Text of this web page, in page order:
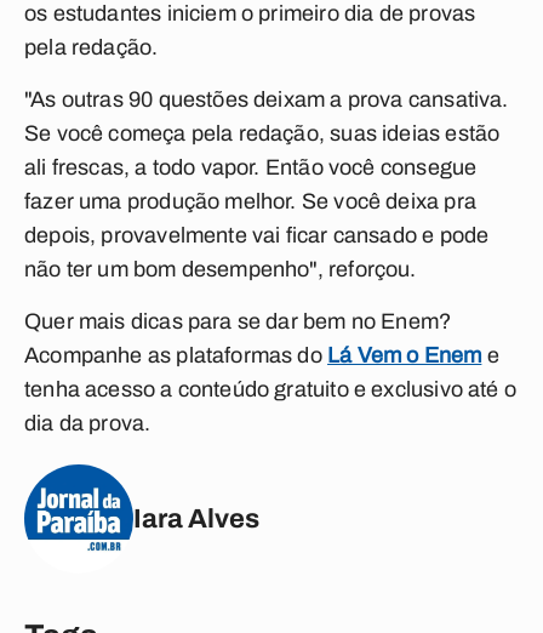
os estudantes iniciem o primeiro dia de provas
pela redação.
"As outras 90 questões deixam a prova cansativa.
Se você começa pela redação, suas ideias estão
ali frescas, a todo vapor. Então você consegue
fazer uma produção melhor. Se você deixa pra
depois, provavelmente vai ficar cansado e pode
não ter um bom desempenho", reforçou.
Quer mais dicas para se dar bem no Enem?
Acompanhe as plataformas do Lá Vem o Enem e
tenha acesso a conteúdo gratuito e exclusivo até o
dia da prova.
Iara Alves